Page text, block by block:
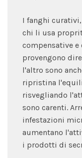
I fanghi
chi li usa
compensative
provengono
l'altro sono
ripristina
risvegliando
sono carenti.
infestazioni
aumentano
i prodotti di